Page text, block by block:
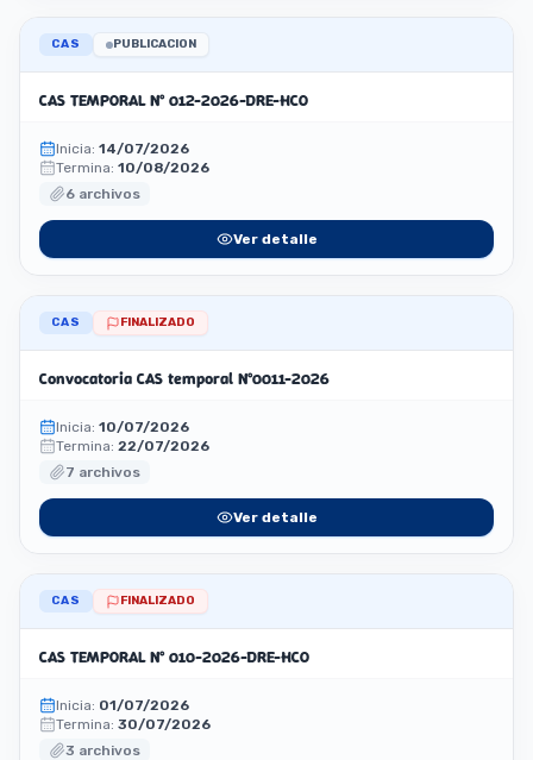
CAS PUBLICACION
CAS TEMPORAL N° 012-2026-DRE-HCO
Inicia: 14/07/2026
Termina: 10/08/2026
6 archivos
Ver detalle
CAS FINALIZADO
Convocatoria CAS temporal N°0011-2026
Inicia: 10/07/2026
Termina: 22/07/2026
7 archivos
Ver detalle
CAS FINALIZADO
CAS TEMPORAL N° 010-2026-DRE-HCO
Inicia: 01/07/2026
Termina: 30/07/2026
3 archivos